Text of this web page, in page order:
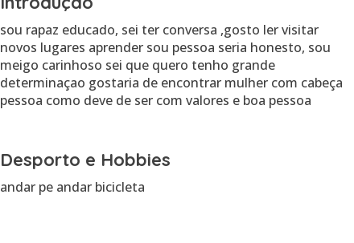
sou rapaz educado, sei ter conversa ,gosto ler visitar
novos lugares aprender sou pessoa seria honesto, sou
meigo carinhoso sei que quero tenho grande
determinaçao gostaria de encontrar mulher com cabeça
pessoa como deve de ser com valores e boa pessoa
Desporto e Hobbies
andar pe andar bicicleta